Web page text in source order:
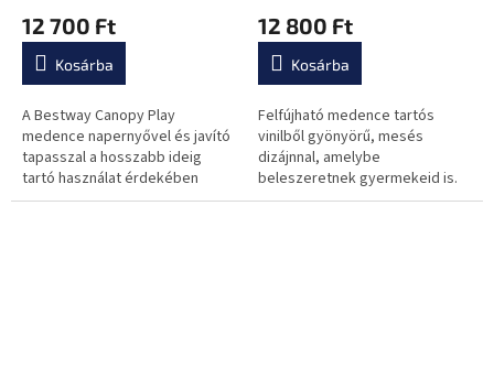
12 700 Ft
Kosárba
A Bestway Canopy Play
medence napernyővel és javító
tapasszal a hosszabb ideig
tartó használat érdekében
12 800 Ft
Kosárba
Felfújható medence tartós
vinilből gyönyörű, mesés
dizájnnal, amelybe
beleszeretnek gyermekeid is.